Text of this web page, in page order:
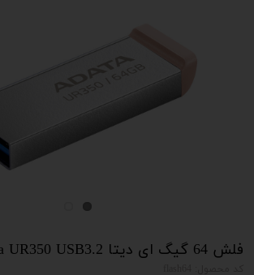
فلش 64 گیگ ای دیتا Adata UR350 USB3.2